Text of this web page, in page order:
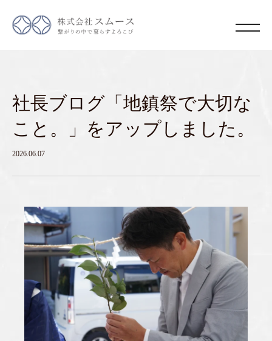
社長ブログ「地鎮祭で大切な
こと。」をアップしました。
2026.06.07